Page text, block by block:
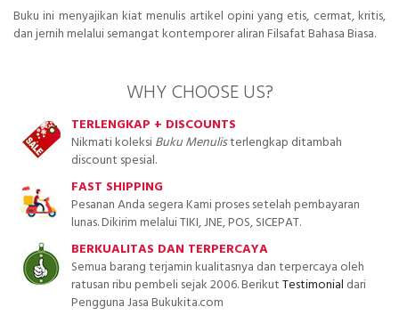
Buku ini menyajikan kiat menulis artikel opini yang etis, cermat, kritis,
dan jernih melalui semangat kontemporer aliran Filsafat Bahasa Biasa.
WHY CHOOSE US?
TERLENGKAP + DISCOUNTS
Nikmati koleksiBuku Menulisterlengkap ditambah
discount spesial.
FAST SHIPPING
Pesanan Anda segera Kami proses setelah pembayaran
lunas. Dikirim melalui TIKI, JNE, POS, SICEPAT.
BERKUALITAS DAN TERPERCAYA
Semua barang terjamin kualitasnya dan terpercaya oleh
ratusan ribu pembeli sejak 2006. BerikutTestimonial dari
Pengguna Jasa Bukukita.com